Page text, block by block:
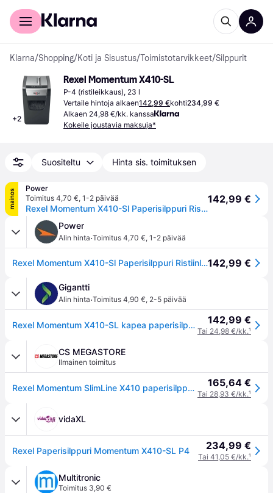
Kuluttajille
Klarna/Shopping/Koti ja Sisustus/Toimistotarvikkeet/Silppurit
+2
Rexel Momentum X410-SL
P-4 (ristileikkaus), 23 l
Vertaile hintoja alkaen142,99 €kohti234,99 €
Alkaen 24,98 €/kk. kanssa
Kokeile joustavia maksuja*
Suositeltu Hinta sis. toimituksen
mainos
Power
Toimitus 4,70 €, 1-2 päivää
Rexel Momentum X410-Sl Paperisilppuri Ristiinleikkaava musta, harmaa
142,99 €
Power
Alin hinta·Toimitus 4,70 €, 1-2 päivää
Rexel Momentum X410-Sl Paperisilppuri Ristiinleikkaava musta, harmaa142,99 €
Gigantti
Alin hinta·Toimitus 4,90 €, 2-5 päivää
Rexel Momentum X410-SL kapea paperisilppuri (ristiinleikkaava) 142,99 €
Tai 24,98 €/kk.¹
CS MEGASTORE
Ilmainen toimitus
Rexel Momentum SlimLine X410 paperisilppuri, P4, Ristiinleikkaava, 4 x 28 mm, 23 L, 225 arkkia, 62 dB, Painikkeet 165,64 €
Tai 28,93 €/kk.¹
vidaXL
Rexel Paperisilppuri Momentum X410-SL P4 234,99 €
Tai 41,05 €/kk.¹
Multitronic
Toimitus 3,90 €